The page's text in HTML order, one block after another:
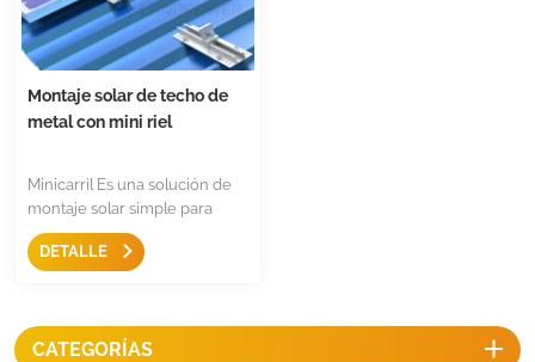
Montaje solar de techo de
metal con mini riel
Minicarril Es una solución de
montaje solar simple para
techos de metal, sin
componentes, solo viene con
de conexión a tierra. Es una
estructura de montaje
DETALLE
CATEGORÍAS